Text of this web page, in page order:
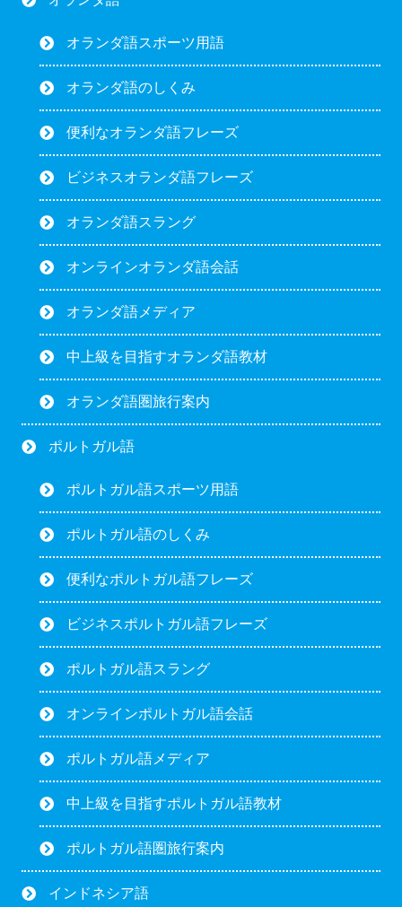
オランダ語スポーツ用語
オランダ語のしくみ
便利なオランダ語フレーズ
ビジネスオランダ語フレーズ
オランダ語スラング
オンラインオランダ語会話
オランダ語メディア
中上級を目指すオランダ語教材
オランダ語圏旅行案内
ポルトガル語
ポルトガル語スポーツ用語
ポルトガル語のしくみ
便利なポルトガル語フレーズ
ビジネスポルトガル語フレーズ
ポルトガル語スラング
オンラインポルトガル語会話
ポルトガル語メディア
中上級を目指すポルトガル語教材
ポルトガル語圏旅行案内
インドネシア語